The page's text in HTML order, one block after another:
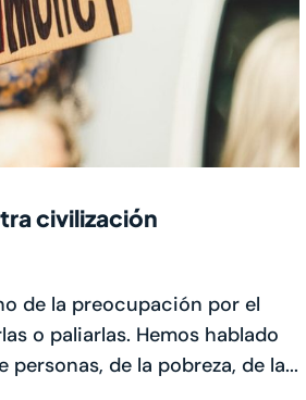
civilización
de la preocupación por el
o paliarlas. Hemos hablado
de la pobreza, de la...